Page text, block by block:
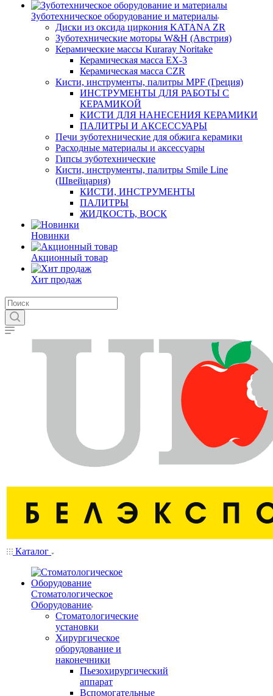
Зуботехническое оборудование и материалы
Диски из оксида циркония KATANA ZR
Зуботехнические моторы W&H (Австрия)
Керамические массы Kuraray Noritake
Керамическая масса EX-3
Керамическая масса CZR
Кисти, инструменты, палитры MPF (Греция)
ИНСТРУМЕНТЫ ДЛЯ РАБОТЫ С
КЕРАМИКОЙ
КИСТИ ДЛЯ НАНЕСЕНИЯ КЕРАМИКИ
ПАЛИТРЫ И АКСЕССУАРЫ
Печи зуботехнические для обжига керамики
Расходные материалы и аксессуары
Гипсы зуботехнические
Кисти, инструменты, палитры Smile Line
(Швейцария)
КИСТИ, ИНСТРУМЕНТЫ
ПАЛИТРЫ
ЖИДКОСТЬ, ВОСК
Новинки
Акционный товар
Хит продаж
Каталог
Стоматологическое
Оборудование
Стоматологические
установки
Хирургическое
оборудование и
наконечники
Пьезохирургический
аппарат
Вспомогательные